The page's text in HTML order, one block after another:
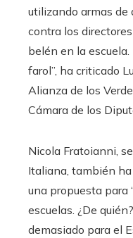
utilizando armas de
contra los
belén en la
farol”, ha criticado
Alianza de los
Cámara de los
Nicola Fratoianni,
Italiana, también
una propuesta para
escuelas. ¿De
demasiado para el